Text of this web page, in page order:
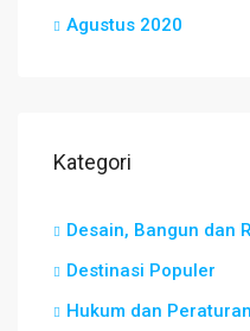
Agustus 2020
Kategori
Desain, Bangun dan
Destinasi Populer
Hukum dan